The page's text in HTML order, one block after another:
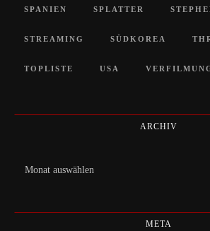
SPANIEN SPLATTER
STREAMING SÜDKOREA
TOPLISTE USA
ARCHIV
Archiv
META